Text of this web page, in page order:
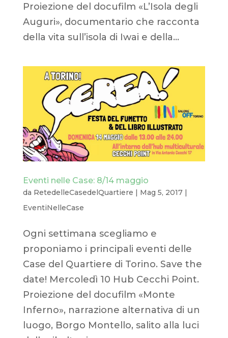
Proiezione del docufilm «L’Isola degli
Auguri», documentario che racconta
della vita sull’isola di Iwai e della...
Eventi nelle Case: 8/14 maggio
da RetedelleCasedelQuartiere | Mag 5, 2017|
EventiNelleCase
Ogni settimana scegliamo e
proponiamo i principali eventi delle
Case del Quartiere di Torino. Save the
date! Mercoledì 10 Hub Cecchi Point.
Proiezione del docufilm «Monte
Inferno», narrazione alternativa di un
luogo, Borgo Montello, salito alla luci